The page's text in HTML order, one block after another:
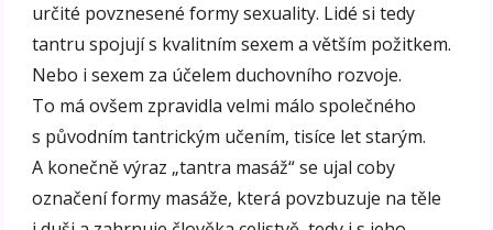
určité povznesené formy sexuality. Lidé si tedy
tantru spojují s kvalitním sexem a větším požitkem.
Nebo i sexem za účelem duchovního rozvoje.
To má ovšem zpravidla velmi málo společného
s původním tantrickým učením, tisíce let starým.
A konečně výraz „tantra masáž“ se ujal coby
označení formy masáže, která povzbuzuje na těle